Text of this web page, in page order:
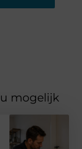
mogelijk